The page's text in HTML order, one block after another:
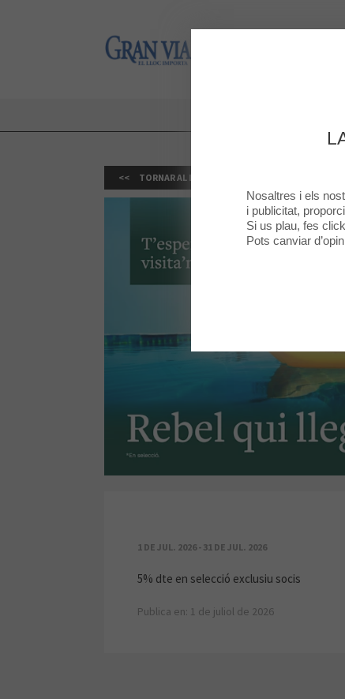
Gran Via 2
TORNAR AL LLISTAT
1 DE JUL. 2026 - 31 DE JUL. 2026
5% dte en selecció exclusiu socis
Publica en: 1 de juliol de 2026
Nosaltres i els
i publicitat,
Si us plau, fes
Pots canviar